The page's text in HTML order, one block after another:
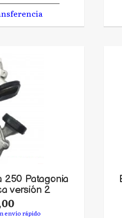
250 Patagonia
versión 2
envío rápido